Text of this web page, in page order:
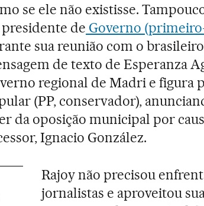
se ele não existisse.
de Governo
sua reunião com o brasileiro
de texto de Esperanza
regional de Madri e figura
(PP, conservador),
da oposição municipal por
Ignacio González.
Rajoy não precisou
jornalistas e aproveitou